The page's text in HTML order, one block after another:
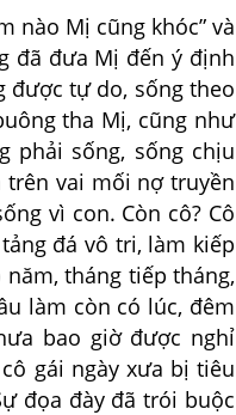
Mị cũng khóc” và
đã đưa Mị đến ý định
được tự do, sống theo
tha Mị, cũng như
phải sống, sống chịu
trên vai mối nợ truyền
vì con. Còn cô? Cô
đá vô tri, làm kiếp
tháng tiếp tháng,
làm còn có lúc, đêm
bao giờ được nghỉ
gái ngày xưa bị tiêu
đọa đày đã trói buộc